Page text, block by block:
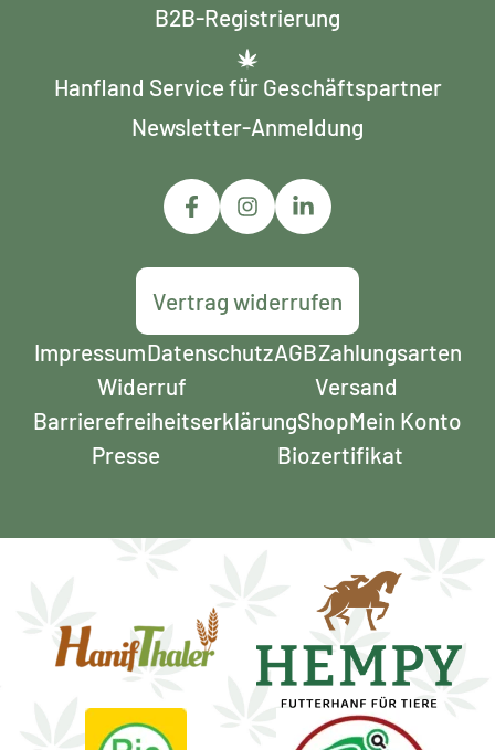
B2B-Registrierung
Hanfland Service für Geschäftspartner
Newsletter-Anmeldung
Vertrag widerrufen
ImpressumDatenschutzAGBZahlungsarten
Widerruf
Versand
Barrierefreiheits­erklärungShopMein Konto
Presse
Biozertifikat